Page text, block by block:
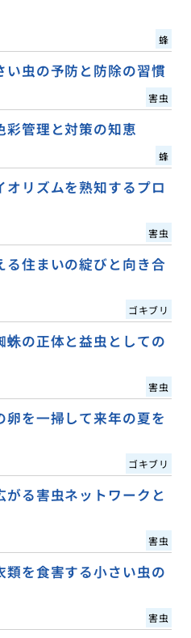
蜂
い虫の予防と防除の習慣
害虫
彩管理と対策の知恵
蜂
リズムを熟知するプロ
害虫
る住まいの綻びと向き合
ゴキブリ
蛛の正体と益虫としての
害虫
を一掃して来年の夏を
ゴキブリ
る害虫ネットワークと
害虫
類を食害する小さい虫の
害虫